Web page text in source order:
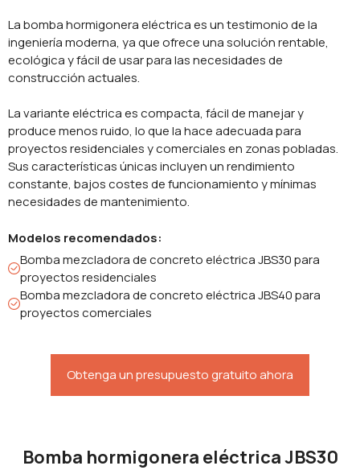
La bomba hormigonera eléctrica es un testimonio de la
ingeniería moderna, ya que ofrece una solución rentable,
ecológica y fácil de usar para las necesidades de
construcción actuales.
La variante eléctrica es compacta, fácil de manejar y
produce menos ruido, lo que la hace adecuada para
proyectos residenciales y comerciales en zonas pobladas.
Sus características únicas incluyen un rendimiento
constante, bajos costes de funcionamiento y mínimas
necesidades de mantenimiento.
Modelos recomendados:
Bomba mezcladora de concreto eléctrica JBS30 para
proyectos residenciales
Bomba mezcladora de concreto eléctrica JBS40 para
proyectos comerciales
Obtenga un presupuesto gratuito ahora
Bomba hormigonera eléctrica JBS30